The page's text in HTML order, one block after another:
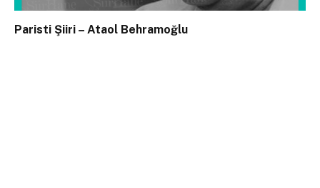
Paristi Şiiri – Ataol Behramoğlu